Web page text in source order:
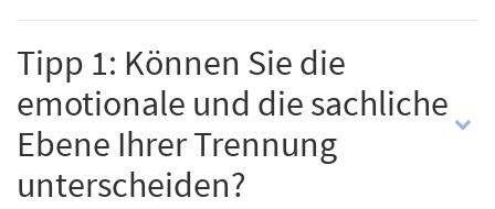
Tipp 1: Können Sie die
emotionale und die sachliche
Ebene Ihrer Trennung
unterscheiden?